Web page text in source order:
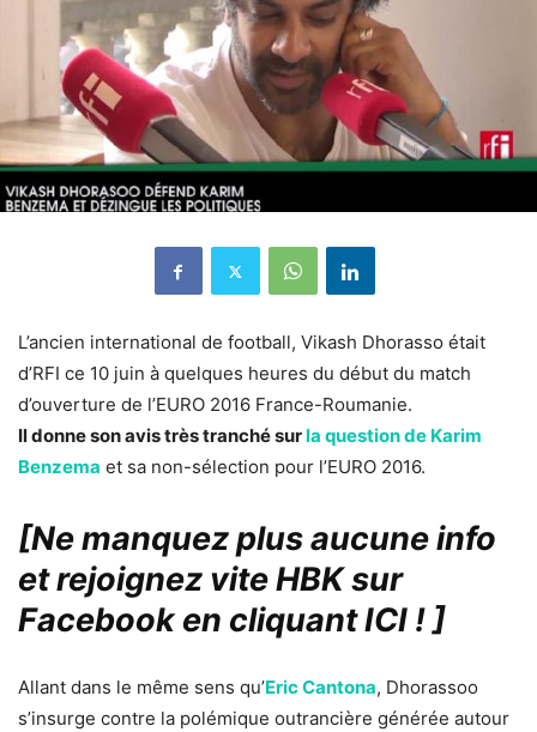
L’ancien international de football, Vikash Dhorasso était
d’RFI ce 10 juin à quelques heures du début du match
d’ouverture de l’EURO 2016 France-Roumanie.
Il donne son avis très tranché surla question de Karim
Benzema et sa non-sélection pour l’EURO 2016.
[Ne manquez plus aucune info
et rejoignez vite HBK sur
Facebook en cliquant ICI !]
Allant dans le même sens qu’Eric Cantona, Dhorassoo
s’insurge contre la polémique outrancière générée autour